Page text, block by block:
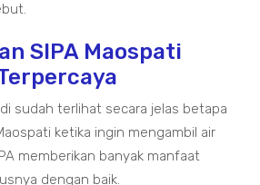
SIPA Maospati
sudah terlihat secara jelas betapa
ketika ingin mengambil air
memberikan banyak manfaat
dengan baik.